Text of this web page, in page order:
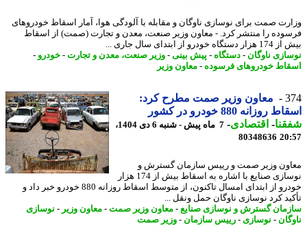
صمت برای نوسازی ناوگان و مقابله با آلودگی هوا، آمار اسقاط خودروهای
را منتشر کرد. - معاون وزیر صنعت، معدن و تجارت (صمت) از اسقاط
خودرو از ابتدای سال جاری ...
ناوگان-دستگاه-پیش بینی -وزیر صنعت، معدن و تجارت- خودرو-
خودروهای فرسوده-معاون وزیر
معاون وزیر صمت مطرح کرد:
880 خودرو در کشور
-اقتصادی-
7 ماه پیش - شنبه 6 دی 1404،
80348636
وزیر صمت و رییس سازمان گسترش و
نوسازی صنایع با اشاره به اسقاط بیش از 174 هزار
خودرو از ابتدای امسال تاکنون، از متوسط اسقاط روزانه 880 خودرو خبر داد و
کرد نوسازی ناوگان حمل ونقل ...
گسترش و نوسازی صنایع-معاون وزیر صمت-معاون وزیر - نوسازی
-نوسازی- رییس سازمان -وزیر صمت